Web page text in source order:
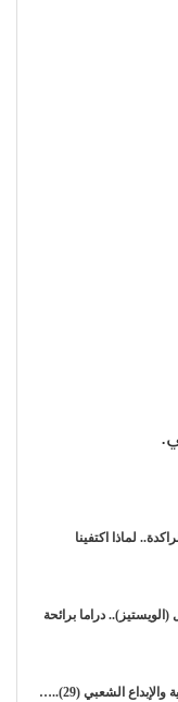
لماذا اكتفينا
دراما برائحة
الشعبي (29)..…